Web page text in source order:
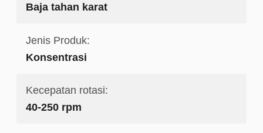
Baja tahan karat
Jenis Produk:
Konsentrasi
Kecepatan rotasi:
40-250 rpm